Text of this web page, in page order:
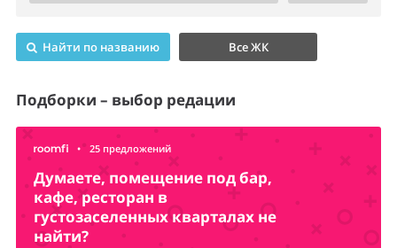
Найти по названию Все ЖК
Подборки – выбор редации
• 25 предложений
Думаете, помещение под бар,
кафе, ресторан в
густозаселенных кварталах не
найти?